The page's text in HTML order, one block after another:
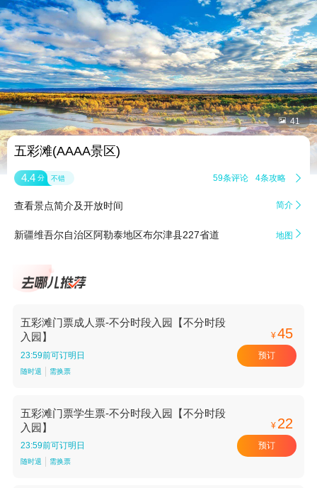
 41
五彩滩(AAAA景区)
4.4 分 不错 59条评论 4条攻略 
查看景点简介及开放时间 简介 
新疆维吾尔自治区阿勒泰地区布尔津县227省道 地图 
五彩滩门票成人票-不分时段入园【不分时段
入园】
23:59前可订明日
随时退 需换票
¥45
预订
五彩滩门票学生票-不分时段入园【不分时段
入园】
23:59前可订明日
随时退 需换票
¥ 22
预订
